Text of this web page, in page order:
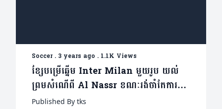
Soccer. 3 years ago . 1.1K Views
ខ្សែបម្រើឆ្នើម Inter Milan មួយរូប យល់
ព្រមសំណើពី Al Nassr ខណៈរង់ចាំតែការចុះ
ហត្ថលេខាសម្រេចប៉ុណ្ណោះ
Published By tks